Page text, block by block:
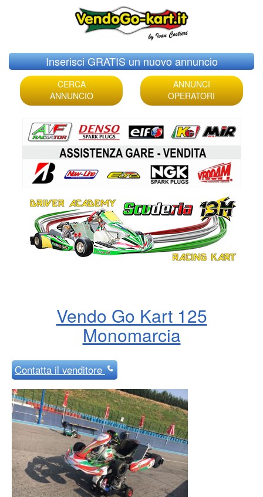
Skip
to
content
Inserisci GRATIS un nuovo annuncio
CERCA
ANNUNCIO
ANNUNCI
OPERATORI
Vendo Go Kart 125
Monomarcia
Contattail venditore